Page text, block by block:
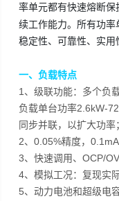
率单元都有快速熔断保
续工作能力。所有功
稳定性、可靠性、实用
一、负载特点
1、级联功能：多个负
负载单台功率2.6kW-
同步并联，以扩大功率
2、0.05%精度，
3、快速调用、OCP/
4、模拟工况：复现实
5、动力电池和超级电